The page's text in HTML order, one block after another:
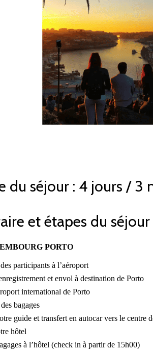
du séjour : 4 jours / 3
et étapes du séjour
PORTO
participants à l’aéroport
et envol à destination de Porto
international de Porto
bagages
guide et transfert en autocar vers le centre
hôtel
à l’hôtel (check in à partir de 15h00)